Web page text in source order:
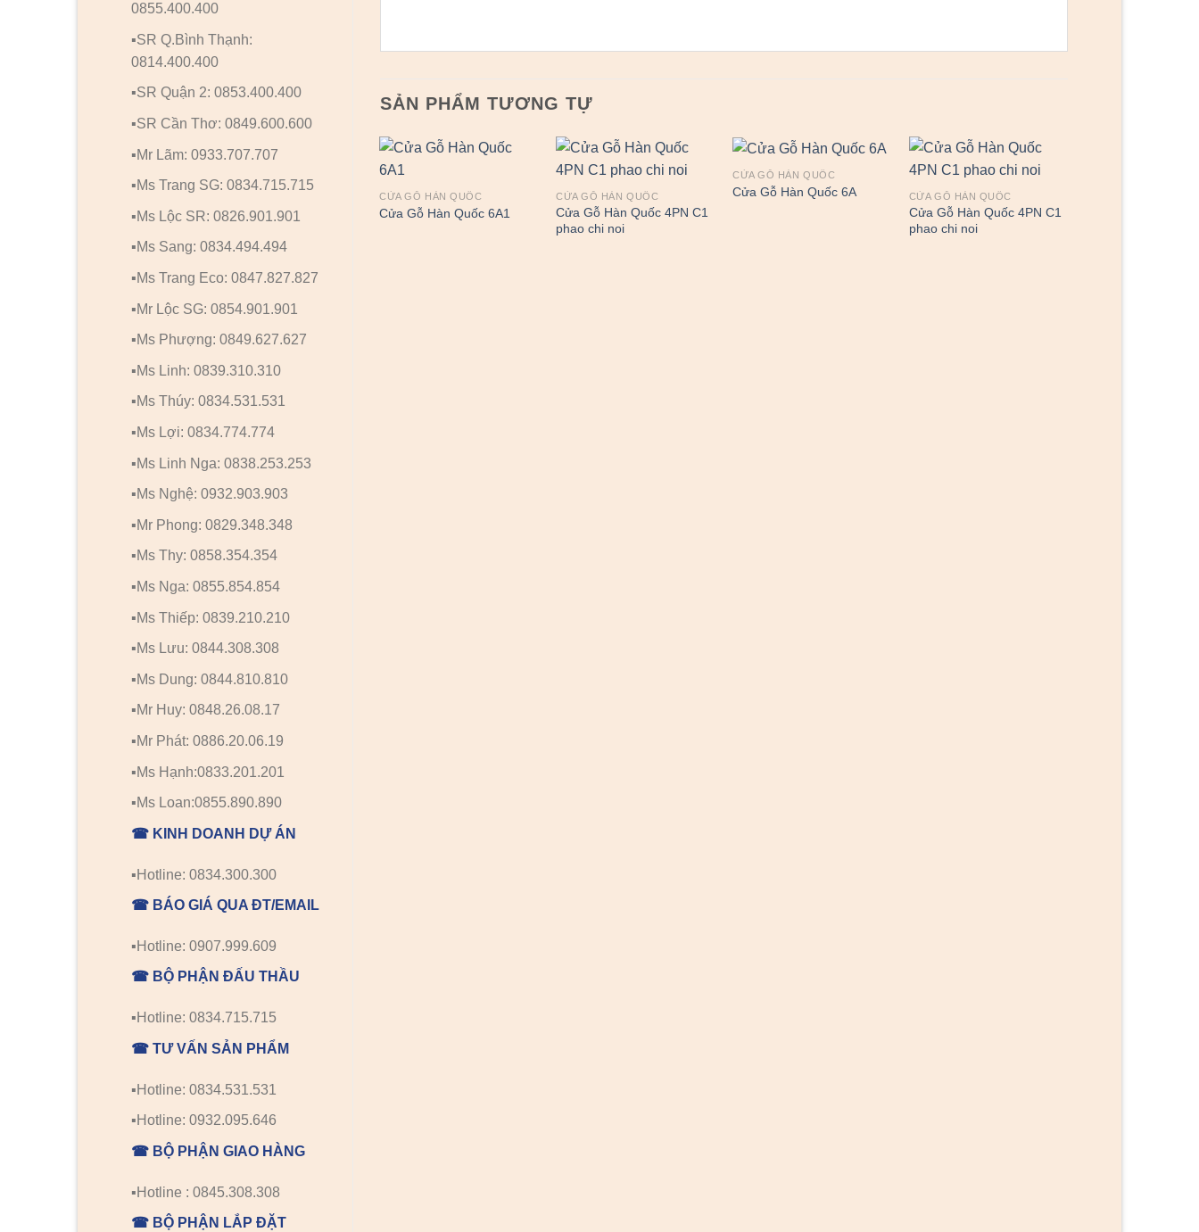
0855.400.400
▪️SR Q.Bình Thạnh:
0814.400.400
▪️SR Quận 2: 0853.400.400
▪️SR Cần Thơ: 0849.600.600
▪️Mr Lãm: 0933.707.707
▪️Ms Trang SG: 0834.715.715
▪️Ms Lộc SR: 0826.901.901
▪️Ms Sang: 0834.494.494
▪️Ms Trang Eco: 0847.827.827
▪️Mr Lộc SG: 0854.901.901
▪️Ms Phượng: 0849.627.627
▪️Ms Linh: 0839.310.310
▪️Ms Thúy: 0834.531.531
▪️Ms Lợi: 0834.774.774
▪️Ms Linh Nga: 0838.253.253
▪️Ms Nghệ: 0932.903.903
▪️Mr Phong: 0829.348.348
▪️Ms Thy: 0858.354.354
▪️Ms Nga: 0855.854.854
▪️Ms Thiếp: 0839.210.210
▪️Ms Lưu: 0844.308.308
▪️Ms Dung: 0844.810.810
▪️Mr Huy: 0848.26.08.17
▪️Mr Phát: 0886.20.06.19
▪️Ms Hạnh:0833.201.201
▪️Ms Loan:0855.890.890
☎ KINH DOANH DỰ ÁN
▪️Hotline: 0834.300.300
☎ BÁO GIÁ QUA ĐT/EMAIL
▪️Hotline: 0907.999.609
☎ BỘ PHẬN ĐẤU THẦU
▪️Hotline: 0834.715.715
☎ TƯ VẤN SẢN PHẨM
▪️Hotline: 0834.531.531
▪️Hotline: 0932.095.646
☎ BỘ PHẬN GIAO HÀNG
▪️Hotline : 0845.308.308
☎ BỘ PHẬN LẮP ĐẶT
SẢN PHẨM TƯƠNG TỰ
CỬA GỖ HÀN QUỐC
Cửa Gỗ Hàn Quốc 6A1
CỬA GỖ HÀN QUỐC
Cửa Gỗ Hàn Quốc 4PN C1
phao chi noi
CỬA GỖ HÀN QUỐC
Cửa Gỗ Hàn Quốc 6A CỬA GỖ HÀN QUỐC
Cửa Gỗ Hàn Quốc 4PN C1
phao chi noi